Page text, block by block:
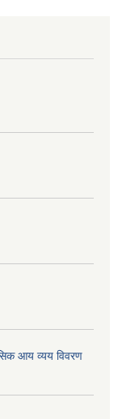
आय व्यय विवरण